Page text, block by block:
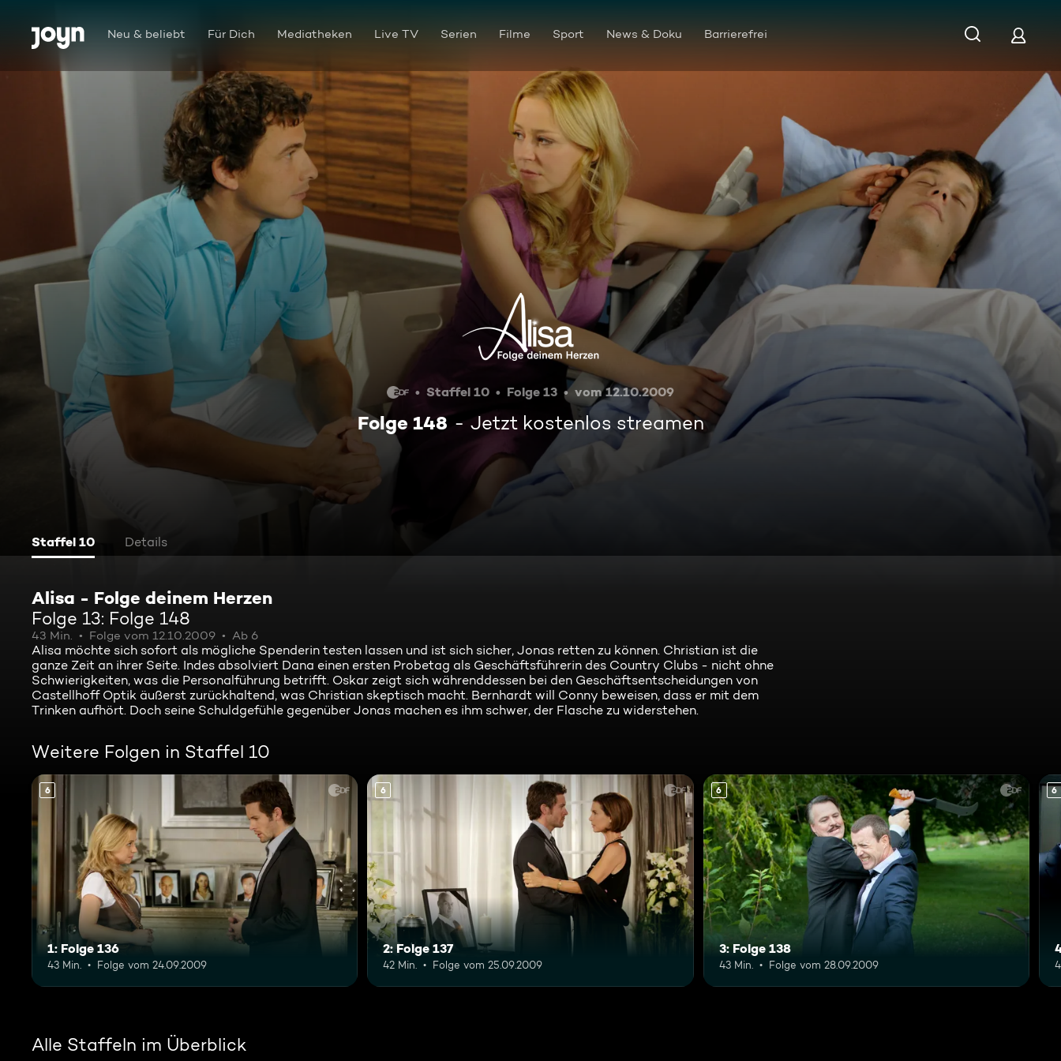
Zum Inhalt springen
Barrierefrei Neu & beliebt Für Dich Mediatheken Live TV Serien Filme Sport News & Doku Barrierefrei
Folge 148
Staffel 10 Folge 13 vom 12.10.2009
Folge 148 Jetzt kostenlos streamen
Staffel 10 Details
Alisa - Folge deinem Herzen
Folge 13: Folge 148
43 Min. Folge vom 12.10.2009 Ab 6
Alisa möchte sich sofort als mögliche Spenderin testen lassen und ist sich sicher, Jonas retten zu können. Christian ist die
ganze Zeit an ihrer Seite. Indes absolviert Dana einen ersten Probetag als Geschäftsführerin des Country Clubs - nicht ohne
Schwierigkeiten, was die Personalführung betrifft. Oskar zeigt sich währenddessen bei den Geschäftsentscheidungen von
Castellhoff Optik äußerst zurückhaltend, was Christian skeptisch macht. Bernhardt will Conny beweisen, dass er mit dem
Trinken aufhört. Doch seine Schuldgefühle gegenüber Jonas machen es ihm schwer, der Flasche zu widerstehen.
Weitere Folgen in Staffel 10
6
1: Folge 136
43 Min. Folge vom 24.09.2009
6
2: Folge 137
42 Min. Folge vom 25.09.2009
6
3: Folge 138
43 Min. Folge vom 28.09.2009
6
Alle Staffeln im Überblick